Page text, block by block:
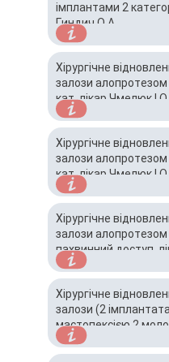
імплантами 2
Гиндич О.А.
Хірургічне
залози
кат, лікар Чмелюк І.О.
Хірургічне
залози
кат, лікар Чмелюк І.О.
Хірургічне
залози
пахвинний доступ,
Хірургічне
залози (2
мастопексією 2
Чмелюк І.О.